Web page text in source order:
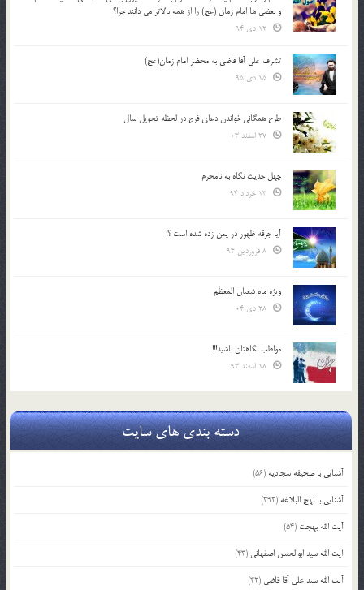
و بعضي ها امام زمان (عج) را از همه بالاتر مي دانند چرا؟
تشرف علي آقا قاضي به محضر امام زمان(عج)
طرح همگانی خواندن دعای فرج در لحظه تحویل سال
چهل حدیث نگاه به نامحرم
آیا جرقه ظهور در یمن زده شده است ؟!
ویژه ماه شعبان المعظّم
مواظب نگاهتان باشید!!!
دسته بندی های سایت
آشنایی با صحیفه سجادیه (56)
آشنایی با نهج البلاغه (392)
آیت الله بهجت (54)
آیت الله سید ابوالحسن اصفهانی (43)
آیت الله سید علی آقا قاضی (42)